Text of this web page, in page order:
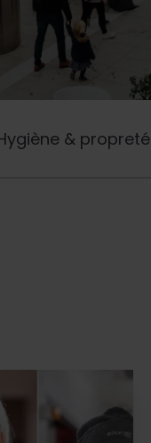
& propreté